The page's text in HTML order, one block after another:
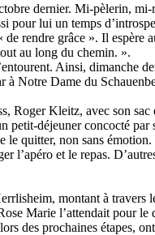
dernier. Mi-pèlerin,
pour lui un temps
rendre grâce ». Il espère
au long du chemin. ».
Ainsi, dimanche
Notre Dame du
Kleitz, avec son sac
déjeuner concocté
quitter, non sans
l’apéro et le repas.
montant à
Marie l’attendait pour le
des prochaines étapes,